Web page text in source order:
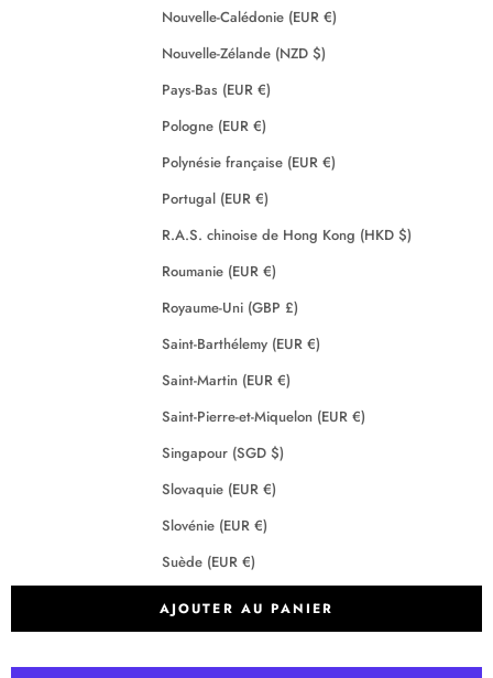
AJOUTER AU PANIER
Nouvelle-Calédonie (EUR €)
Nouvelle-Zélande (NZD $)
Pays-Bas (EUR €)
Pologne (EUR €)
Polynésie française (EUR €)
Portugal (EUR €)
R.A.S. chinoise de Hong Kong (HKD $)
Roumanie (EUR €)
Royaume-Uni (GBP £)
Saint-Barthélemy (EUR €)
Saint-Martin (EUR €)
Saint-Pierre-et-Miquelon (EUR €)
Singapour (SGD $)
Slovaquie (EUR €)
Slovénie (EUR €)
Suède (EUR €)
Suisse (CHF CHF)
Tchéquie (EUR €)
Terres australes françaises (EUR €)